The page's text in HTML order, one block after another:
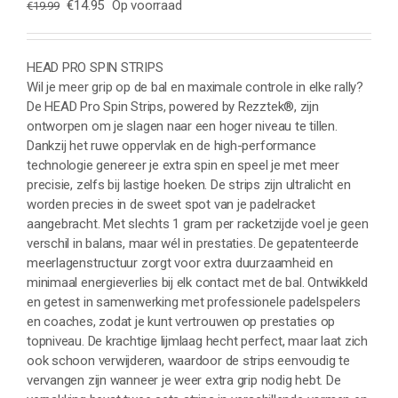
€19.99 Oorspronkelijke
was:
€19.99.
€14.95Huidige
is:
€14.95.
Op voorraad
HEAD PRO SPIN STRIPS
Wil je meer grip op de bal en maximale controle in elke rally?
De HEAD Pro Spin Strips, powered by Rezztek®, zijn
ontworpen om je slagen naar een hoger niveau te tillen.
Dankzij het ruwe oppervlak en de high-performance
technologie genereer je extra spin en speel je met meer
precisie, zelfs bij lastige hoeken. De strips zijn ultralicht en
worden precies in de sweet spot van je padelracket
aangebracht. Met slechts 1 gram per racketzijde voel je geen
verschil in balans, maar wél in prestaties. De gepatenteerde
meerlagenstructuur zorgt voor extra duurzaamheid en
minimaal energieverlies bij elk contact met de bal. Ontwikkeld
en getest in samenwerking met professionele padelspelers
en coaches, zodat je kunt vertrouwen op prestaties op
topniveau. De krachtige lijmlaag hecht perfect, maar laat zich
ook schoon verwijderen, waardoor de strips eenvoudig te
vervangen zijn wanneer je weer extra grip nodig hebt. De